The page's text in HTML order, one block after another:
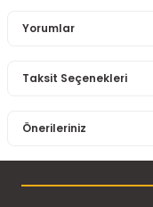
Yorumlar
Taksit Seçenekleri
Önerileriniz
konularda yetersiz